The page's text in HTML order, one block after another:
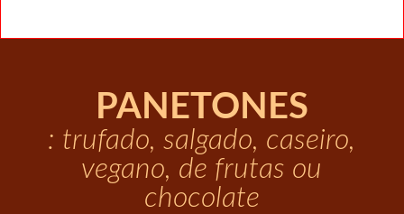
PANETONES
: trufado, salgado, caseiro,
vegano, de frutas ou
chocolate